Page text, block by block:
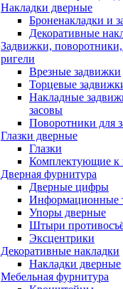
Накладки дверные
Броненакладки и
Декоративные
Задвижки,
ригели
Врезные задвижки
Торцевые
Накладные
засовы
Поворотники для
Глазки дверные
Глазки
Комплектующие к
Дверная фурнитура
Дверные цифры
Информационные
Упоры дверные
Штыри
Эксцентрики
Декоративные накладки
Накладки дверные
Мебельная фурнитура